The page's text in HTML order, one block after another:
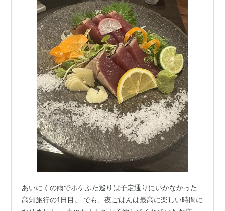
あいにくの雨でポケふた巡りは予定通りにいかなかった
高知旅行の1日目。 でも、夜ごはんは最高に楽しい時間に